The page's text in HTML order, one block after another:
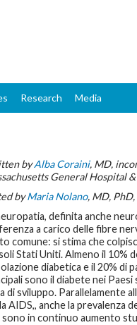
Research Media
byAlba Coraini, MD,
General Hospital
byMaria Nolano, MD,
definita anche
a carico delle fibre
comune: si stima che
Stati Uniti. Almeno il 10%
diabetica e il 20% di
sono il diabete nei Paesi
di sviluppo. Parallelamente
anche la prevalenza
in continuo aumento